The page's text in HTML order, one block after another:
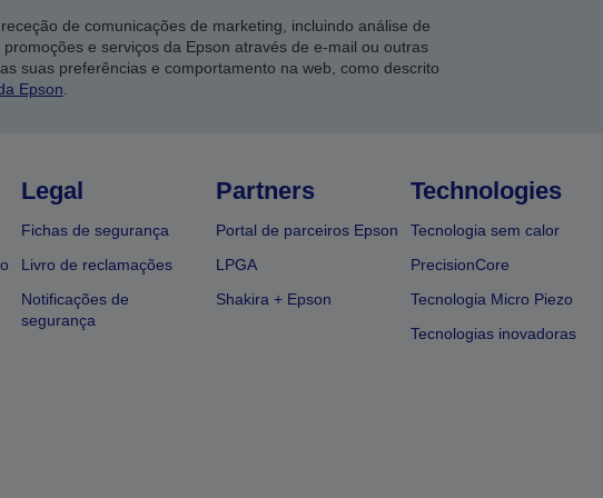
de comunicações de marketing, incluindo análise de
e serviços da Epson através de e-mail ou outras
suas preferências e comportamento na web, como descrito
Epson
Legal
Fichas de segurança
Livro de reclamações
Notificações de
segurança
Partners
Portal de parceiros Epson
LPGA
Shakira + Epson
Technologies
Tecnologia sem calor
PrecisionCore
Tecnologia Micro Piezo
Tecnologias inovadoras